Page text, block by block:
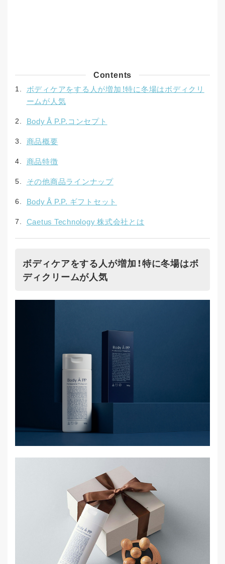
Contents
ボディケアをする人が増加！特に冬場はボディクリ
ームが人気
Body Å P.P.コンセプト
商品概要
商品特徴
その他商品ラインナップ
Body Å P.P. ギフトセット
Caetus Technology 株式会社とは
ボディケアをする人が増加！特に冬場はボ
ディクリームが人気